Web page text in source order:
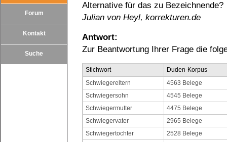
Forum
Kontakt
Suche
Alternative für das zu Bezeichnende?
Julian von Heyl, korrekturen.de
Antwort:
Zur Beantwortung Ihrer Frage die
Stichwort
Duden-Korpus
Schwiegereltern
4563 Belege
Schwiegersohn
4545 Belege
Schwiegermutter
4475 Belege
Schwiegervater
2965 Belege
Schwiegertochter
2528 Belege